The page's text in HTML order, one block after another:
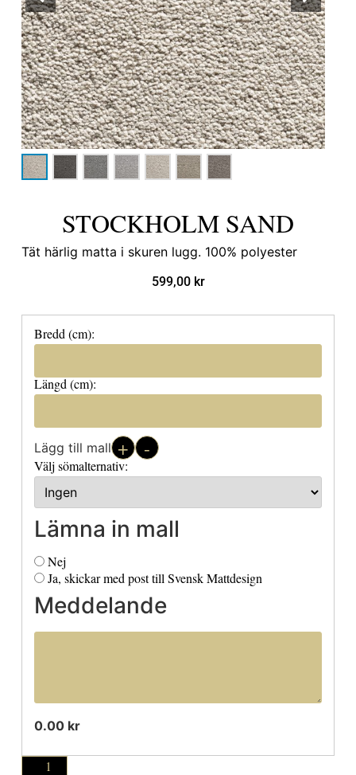
STOCKHOLM SAND
Tät härlig matta i skuren lugg. 100% polyester
599,00 kr
Bredd (cm):
Längd (cm):
Lägg till mall + -
Välj sömalternativ:
Lämna in mall
Nej
Ja, skickar med post till Svensk Mattdesign
Meddelande
0.00 kr